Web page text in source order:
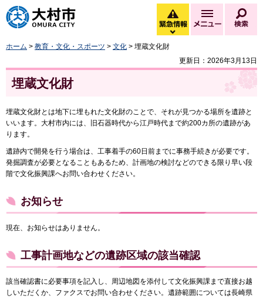
大村市
緊急情報
緊急情報を開く
メニュー
ホーム > 教育・文化・スポーツ > 文化 > 埋蔵文化財
更新日：2026年3月13日
埋蔵文化財
埋蔵文化財とは地下に埋もれた文化財のことで、それが見つかる場所を遺跡と
いいます。大村市内には、旧石器時代から江戸時代まで約200カ所の遺跡があ
ります。
遺跡内で開発を行う場合は、工事着手の60日前までに事務手続きが必要です。
発掘調査が必要となることもあるため、計画地の検討などのできる限り早い段
階で文化振興課へお問い合わせください。
お知らせ
現在、お知らせはありません。
工事計画地などの遺跡区域の該当確認
該当確認書に必要事項を記入し、周辺地図を添付して文化振興課まで直接お越
しいただくか、ファクスでお問い合わせください。遺跡範囲については長崎県